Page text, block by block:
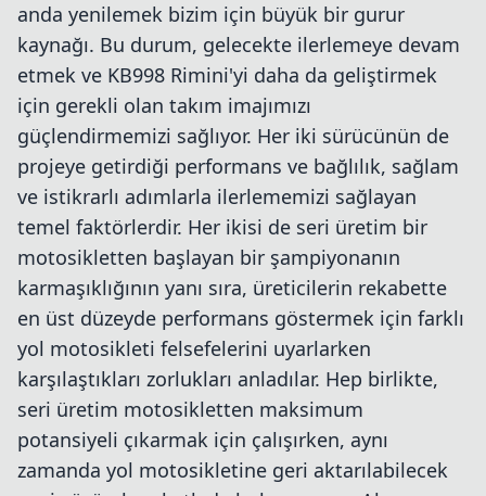
anda yenilemek bizim için büyük bir gurur
kaynağı. Bu durum, gelecekte ilerlemeye devam
etmek ve KB998 Rimini'yi daha da geliştirmek
için gerekli olan takım imajımızı
güçlendirmemizi sağlıyor. Her iki sürücünün de
projeye getirdiği performans ve bağlılık, sağlam
ve istikrarlı adımlarla ilerlememizi sağlayan
temel faktörlerdir. Her ikisi de seri üretim bir
motosikletten başlayan bir şampiyonanın
karmaşıklığının yanı sıra, üreticilerin rekabette
en üst düzeyde performans göstermek için farklı
yol motosikleti felsefelerini uyarlarken
karşılaştıkları zorlukları anladılar. Hep birlikte,
seri üretim motosikletten maksimum
potansiyeli çıkarmak için çalışırken, aynı
zamanda yol motosikletine geri aktarılabilecek